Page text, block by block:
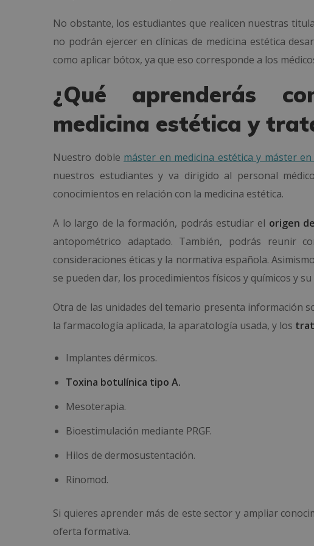
No obstante, los estudiantes que realicen nuestras
no podrán ejercer en clínicas de medicina estética
como aplicar bótox, ya que eso corresponde a los
¿Qué aprenderás
medicina estética y
Nuestro doble máster en medicina estética y máster
nuestros estudiantes y va dirigido al personal
conocimientos en relación con la medicina estética.
A lo largo de la formación, podrás estudiar el origen
antopométrico adaptado. También, podrás reunir
consideraciones éticas y la normativa española.
se pueden dar, los procedimientos físicos y químicos y
Otra de las unidades del temario presenta información
la farmacología aplicada, la aparatología usada, y los
Implantes dérmicos.
Toxina botulínica tipo A.
Mesoterapia.
Bioestimulación mediante PRGF.
Hilos de dermosustentación.
Rinomod.
Si quieres aprender más de este sector y ampliar
oferta formativa.